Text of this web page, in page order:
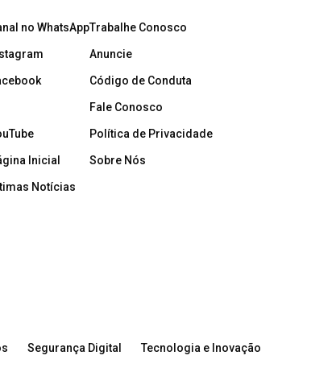
no WhatsApp
Inicial
Notícias
Trabalhe Conosco
Anuncie
Código de Conduta
Fale Conosco
Política de Privacidade
Sobre Nós
Segurança Digital
Tecnologia e Inovação